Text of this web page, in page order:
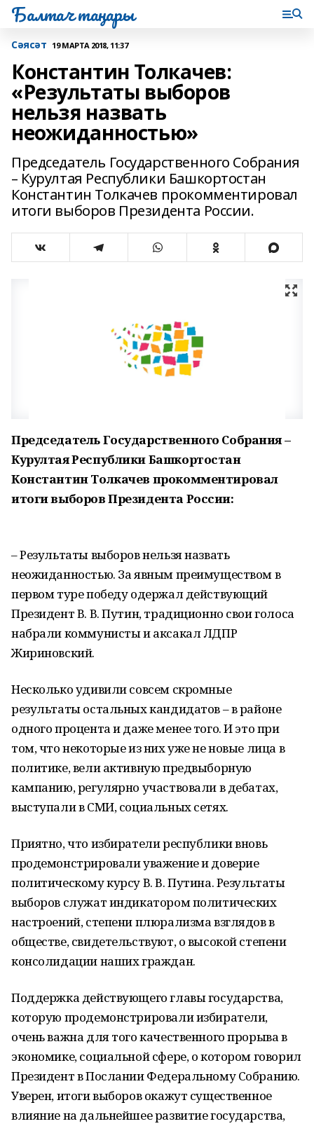
Балтач таңнары
Сәясәт 19 МАРТА 2018, 11:37
Константин Толкачев:
«Результаты выборов
нельзя назвать
неожиданностью»
Председатель Государственного Собрания
– Курултая Республики Башкортостан
Константин Толкачев прокомментировал
итоги выборов Президента России.
Председатель Государственного Собрания –
Курултая Республики Башкортостан
Константин Толкачев прокомментировал
итоги выборов Президента России:
– Результаты выборов нельзя назвать
неожиданностью. За явным преимуществом в
первом туре победу одержал действующий
Президент В. В. Путин, традиционно свои голоса
набрали коммунисты и аксакал ЛДПР
Жириновский.
Несколько удивили совсем скромные
результаты остальных кандидатов – в районе
одного процента и даже менее того. И это при
том, что некоторые из них уже не новые лица в
политике, вели активную предвыборную
кампанию, регулярно участвовали в дебатах,
выступали в СМИ, социальных сетях.
Приятно, что избиратели республики вновь
продемонстрировали уважение и доверие
политическому курсу В. В. Путина. Результаты
выборов служат индикатором политических
настроений, степени плюрализма взглядов в
обществе, свидетельствуют, о высокой степени
консолидации наших граждан.
Поддержка действующего главы государства,
которую продемонстрировали избиратели,
очень важна для того качественного прорыва в
экономике, социальной сфере, о котором говорил
Президент в Послании Федеральному Собранию.
Уверен, итоги выборов окажут существенное
влияние на дальнейшее развитие государства,